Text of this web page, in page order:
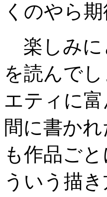
くのやら
楽しみに
を読んで
エティに
間に書か
も作品ご
ういう描